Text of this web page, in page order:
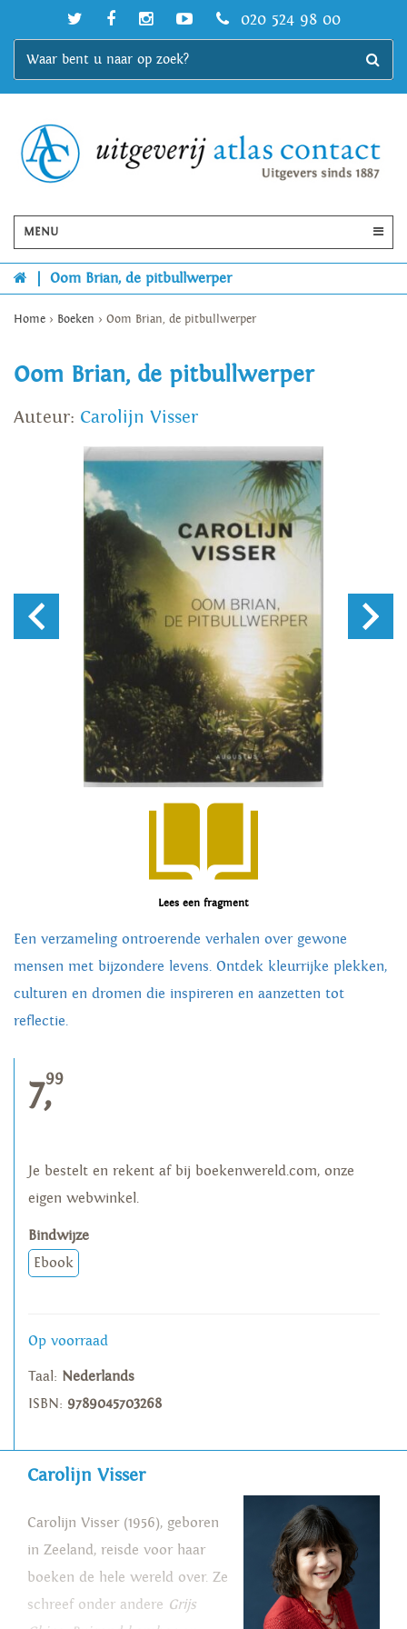
020 524 98 00
MENU
Oom Brian, de pitbullwerper
Home > Boeken > Oom Brian, de pitbullwerper
Oom Brian, de pitbullwerper
Auteur: Carolijn Visser
Lees een fragment
Een verzameling ontroerende verhalen over gewone
mensen met bijzondere levens. Ontdek kleurrijke plekken,
culturen en dromen die inspireren en aanzetten tot
reflectie.
7,99
Je bestelt en rekent af bij boekenwereld.com, onze
eigen webwinkel.
Bindwijze
Ebook
Op voorraad
Taal: Nederlands
ISBN: 9789045703268
Carolijn Visser
Carolijn Visser (1956), geboren
in Zeeland, reisde voor haar
boeken de hele wereld over. Ze
schreef onder andere Grijs